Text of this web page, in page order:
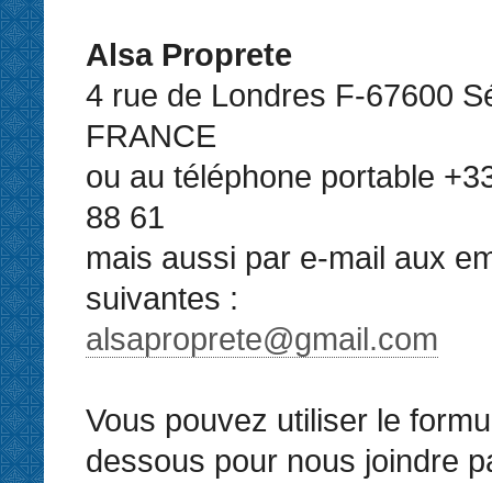
Alsa Proprete
4 rue de Londres F-67600
FRANCE
ou au téléphone portable
88 61
mais aussi par e-mail aux
suivantes :
alsaproprete@gmail.com
Vous pouvez utiliser le
dessous pour nous joindre